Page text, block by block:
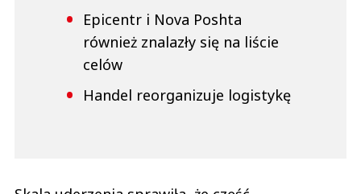
Epicentr i Nova Poshta
również znalazły się na liście
celów
Handel reorganizuje logistykę